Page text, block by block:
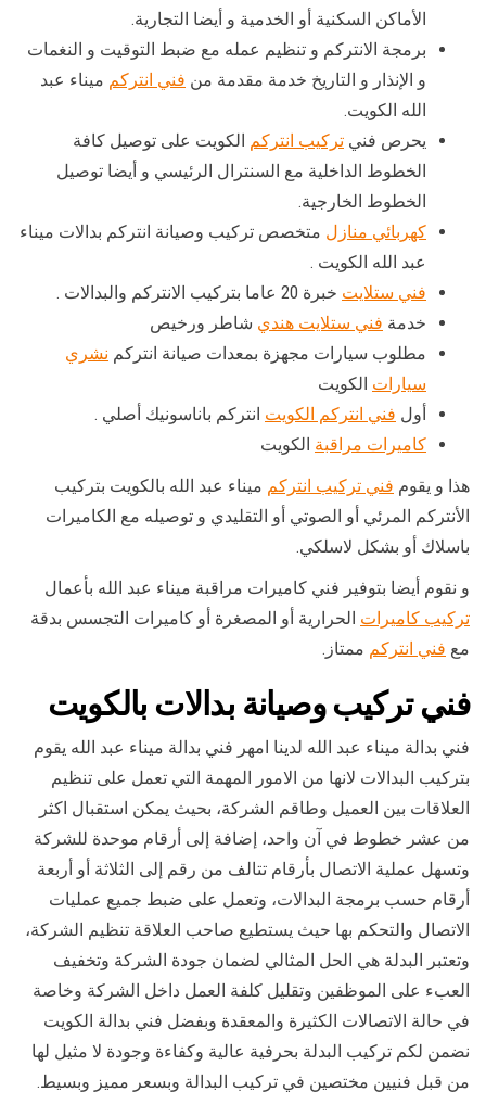
الأماكن السكنية أو الخدمية و أيضا التجارية.
برمجة الانتركم و تنظيم عمله مع ضبط التوقيت و النغمات
و الإنذار و التاريخ خدمة مقدمة من فني انتركم ميناء عبد
الله الكويت.
يحرص فني تركيب انتركم الكويت على توصيل كافة
الخطوط الداخلية مع السنترال الرئيسي و أيضا توصيل
الخطوط الخارجية.
كهربائي منازل متخصص تركيب وصيانة انتركم بدالات ميناء
عبد الله الكويت .
فني ستلايت خبرة 20 عاما بتركيب الانتركم والبدالات .
خدمة فني ستلايت هندي شاطر ورخيص
مطلوب سيارات مجهزة بمعدات صيانة انتركم نشري
سيارات الكويت
أول فني انتركم الكويت انتركم باناسونيك أصلي .
كاميرات مراقبة الكويت
هذا و يقوم فني تركيب انتركم ميناء عبد الله بالكويت بتركيب
الأنتركم المرئي أو الصوتي أو التقليدي و توصيله مع الكاميرات
باسلاك أو بشكل لاسلكي.
و نقوم أيضا بتوفير فني كاميرات مراقبة ميناء عبد الله بأعمال
تركيب كاميرات الحرارية أو المصغرة أو كاميرات التجسس بدقة
مع فني انتركم ممتاز.
فني تركيب وصيانة بدالات بالكويت
فني بدالة ميناء عبد الله لدينا امهر فني بدالة ميناء عبد الله يقوم
بتركيب البدالات لانها من الامور المهمة التي تعمل على تنظيم
العلاقات بين العميل وطاقم الشركة، بحيث يمكن استقبال اكثر
من عشر خطوط في آن واحد، إضافة إلى أرقام موحدة للشركة
وتسهل عملية الاتصال بأرقام تتالف من رقم إلى الثلاثة أو أربعة
أرقام حسب برمجة البدالات، وتعمل على ضبط جميع عمليات
الاتصال والتحكم بها حيث يستطيع صاحب العلاقة تنظيم الشركة،
وتعتبر البدلة هي الحل المثالي لضمان جودة الشركة وتخفيف
العبء على الموظفين وتقليل كلفة العمل داخل الشركة وخاصة
في حالة الاتصالات الكثيرة والمعقدة وبفضل فني بدالة الكويت
نضمن لكم تركيب البدلة بحرفية عالية وكفاءة وجودة لا مثيل لها
من قبل فنيين مختصين في تركيب البدالة وبسعر مميز وبسيط.